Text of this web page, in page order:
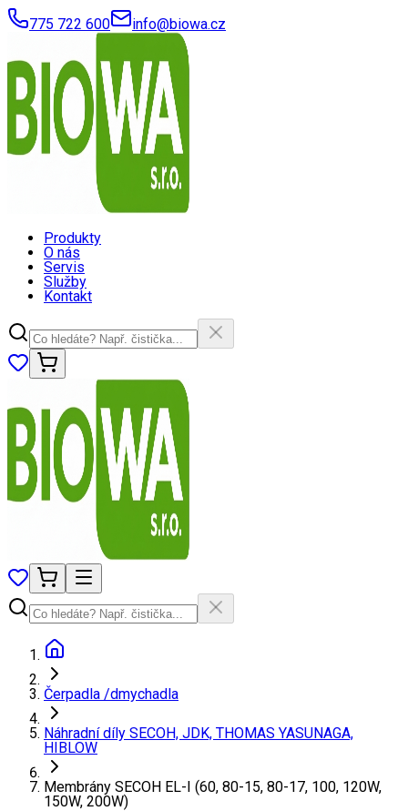
775 722 600 info@biowa.cz
Produkty
O nás
Servis
Služby
Kontakt
Čerpadla /dmychadla
Náhradní díly SECOH, JDK, THOMAS YASUNAGA,
HIBLOW
Membrány SECOH EL-I (60, 80-15, 80-17, 100, 120W,
150W, 200W)